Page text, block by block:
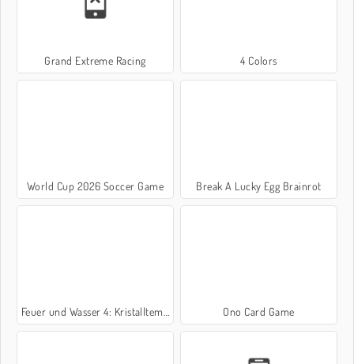
Grand Extreme Racing 4 Colors
World Cup 2026 Soccer Game Break A Lucky Egg Brainrot
Feuer und Wasser 4: Kristalltempel Ono Card Game